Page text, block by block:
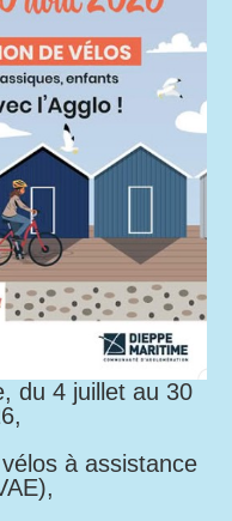
du 4 juillet au 30
à assistance